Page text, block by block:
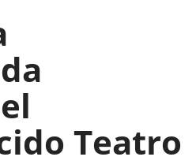
Teatro